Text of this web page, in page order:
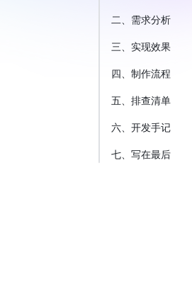
二、需求分析
三、实现效果
四、制作流程
五、排查清单
六、开发手记
七、写在最后